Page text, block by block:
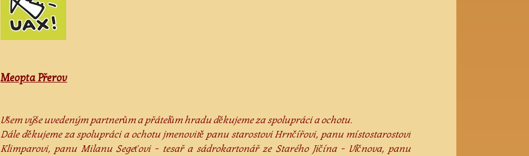
Meopta Přerov
Všem výše uvedeným partnerům a přátelům hradu děkujeme za spolupráci a ochotu.
Dále děkujeme za spolupráci a ochotu jmenovitě panu starostovi Hrnčířovi, panu místostarostovi
Klimparovi, panu Milanu Segeťovi - tesař a sádrokartonář ze Starého Jičína - Vlčnova, panu